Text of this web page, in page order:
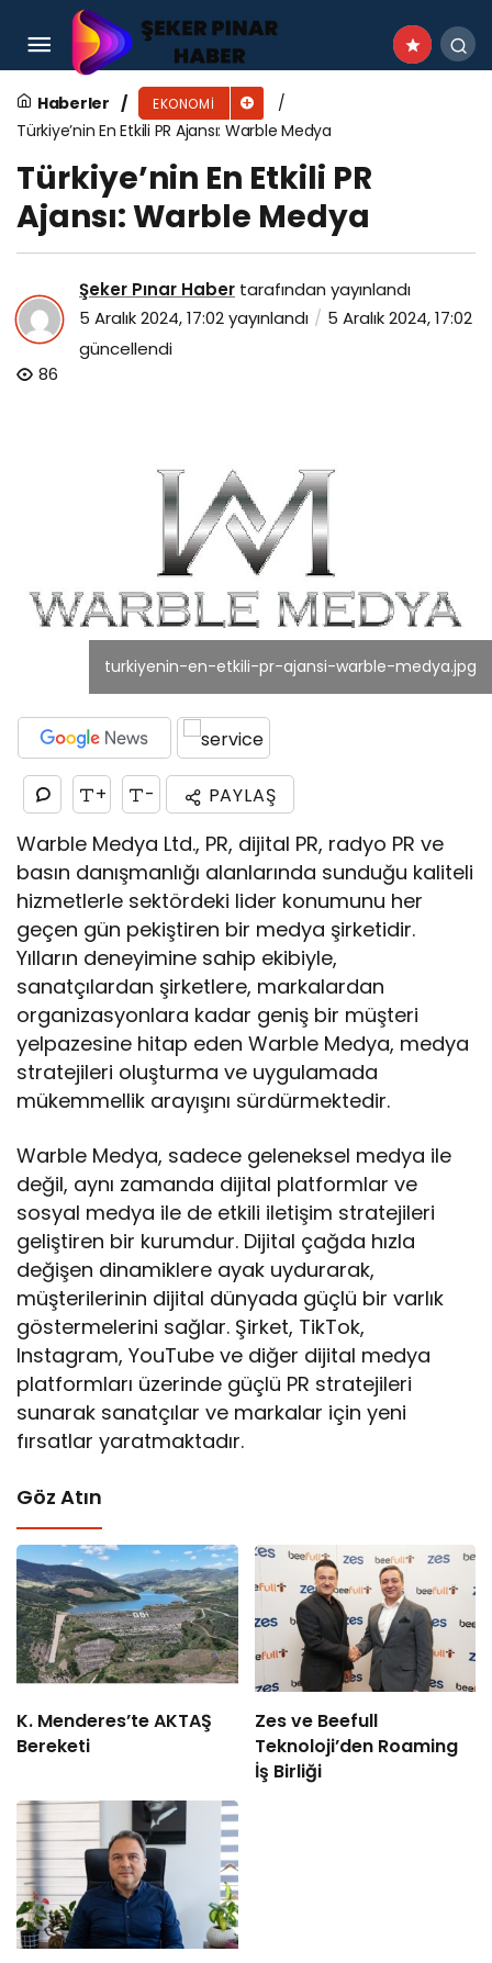
Haberler EKONOMI
Türkiye’nin En Etkili PR Ajansı: Warble Medya
Türkiye’nin En Etkili PR
Ajansı: Warble Medya
Şeker Pınar Haber tarafından yayınlandı
5 Aralık 2024, 17:02yayınlandı
5 Aralık 2024, 17:02
güncellendi
86
turkiyenin-en-etkili-pr-ajansi-warble-medya.jpg
+ - PAYLAŞ
Warble Medya Ltd., PR, dijital PR, radyo PR ve
basın danışmanlığı alanlarında sunduğu kaliteli
hizmetlerle sektördeki lider konumunu her
geçen gün pekiştiren bir medya şirketidir.
Yılların deneyimine sahip ekibiyle,
sanatçılardan şirketlere, markalardan
organizasyonlara kadar geniş bir müşteri
yelpazesine hitap eden Warble Medya, medya
stratejileri oluşturma ve uygulamada
mükemmellik arayışını sürdürmektedir.
Warble Medya, sadece geleneksel medya ile
değil, aynı zamanda dijital platformlar ve
sosyal medya ile de etkili iletişim stratejileri
geliştiren bir kurumdur. Dijital çağda hızla
değişen dinamiklere ayak uydurarak,
müşterilerinin dijital dünyada güçlü bir varlık
göstermelerini sağlar. Şirket, TikTok,
Instagram, YouTube ve diğer dijital medya
platformları üzerinde güçlü PR stratejileri
sunarak sanatçılar ve markalar için yeni
fırsatlar yaratmaktadır.
Göz Atın
K. Menderes’te AKTAŞ
Bereketi
Zes ve Beefull
Teknoloji’den Roaming
İş Birliği
Exagate, Data Centre World Paris 2024’te
Yenilikçi Çözümlerini Sergiledi